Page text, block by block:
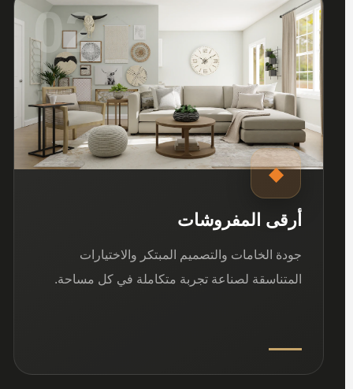
02
◆
أرقى المفروشات
جودة الخامات والتصميم المبتكر والاختيارات
المتناسقة لصناعة تجربة متكاملة في كل مساحة.